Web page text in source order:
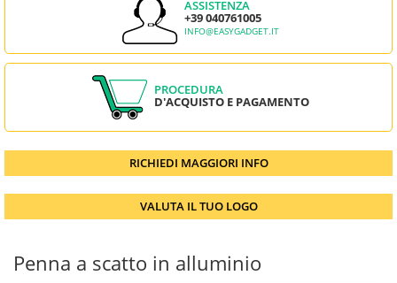
ASSISTENZA
+39 040761005
INFO@EASYGADGET.IT
PROCEDURA
D'ACQUISTO E PAGAMENTO
RICHIEDI MAGGIORI INFO
VALUTA IL TUO LOGO
Penna a scatto in alluminio